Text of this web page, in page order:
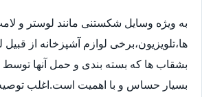
به ویژه وسایل شکستنی مانند لوستر و
ها،تلویزیون،برخی لوازم آشپزخانه از
بشقاب ها که بسته بندی و حمل آنها توسط
بسیار حساس و با اهمیت است.اغلب